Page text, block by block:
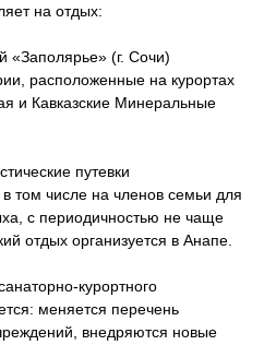
на отдых:
«Заполярье» (г. Сочи)
расположенные на курортах
и Кавказские Минеральные
путевки
том числе на членов семьи для
с периодичностью не чаще
отдых организуется в Анапе.
курортного
меняется перечень
внедряются новые